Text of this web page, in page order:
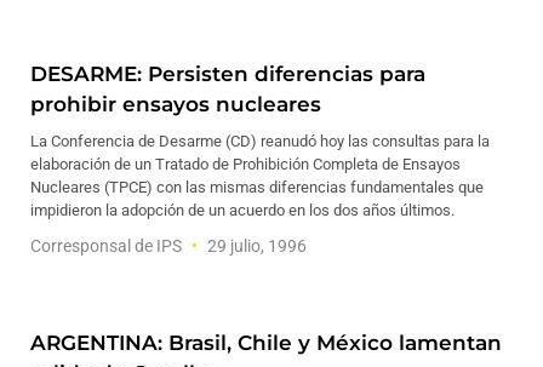
DESARME: Persisten diferencias para
prohibir ensayos nucleares
La Conferencia de Desarme (CD) reanudó hoy las consultas para la
elaboración de un Tratado de Prohibición Completa de Ensayos
Nucleares (TPCE) con las mismas diferencias fundamentales que
impidieron la adopción de un acuerdo en los dos años últimos.
Corresponsal de IPS 29 julio, 1996
ARGENTINA: Brasil, Chile y México lamentan